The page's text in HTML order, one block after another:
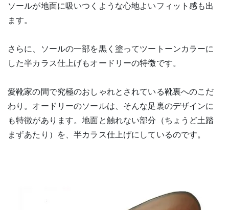
ソールが地面に吸いつくような心地よいフィット感も出
ます。
さらに、ソールの一部を黒く塗ってツートーンカラーに
した半カラス仕上げもオードリーの特徴です。
愛靴家の間で究極のおしゃれとされている靴裏へのこだ
わり。オードリーのソールは、そんな足裏のデザインに
も特徴があります。地面と触れない部分（ちょうど土踏
まずあたり）を、半カラス仕上げにしているのです。